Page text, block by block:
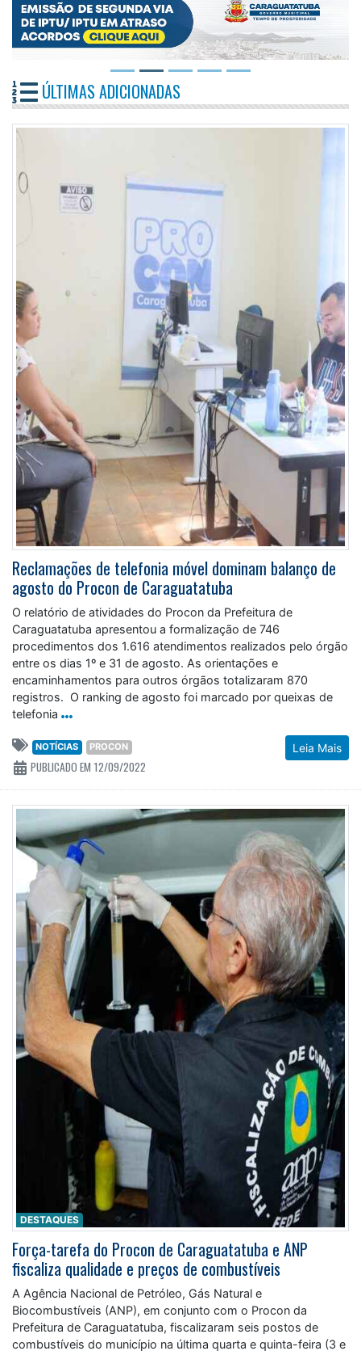
ÚLTIMAS ADICIONADAS
Reclamações de telefonia móvel dominam balanço de
agosto do Procon de Caraguatatuba
O relatório de atividades do Procon da Prefeitura de
Caraguatatuba apresentou a formalização de 746
procedimentos dos 1.616 atendimentos realizados pelo órgão
entre os dias 1º e 31 de agosto. As orientações e
encaminhamentos para outros órgãos totalizaram 870
registros. O ranking de agosto foi marcado por queixas de
telefonia
Leia Mais
NOTÍCIAS PROCON
PUBLICADO EM 12/09/2022
DESTAQUES
Força-tarefa do Procon de Caraguatatuba e ANP
fiscaliza qualidade e preços de combustíveis
A Agência Nacional de Petróleo, Gás Natural e
Biocombustíveis (ANP), em conjunto com o Procon da
Prefeitura de Caraguatatuba, fiscalizaram seis postos de
combustíveis do município na última quarta e quinta-feira (3 e